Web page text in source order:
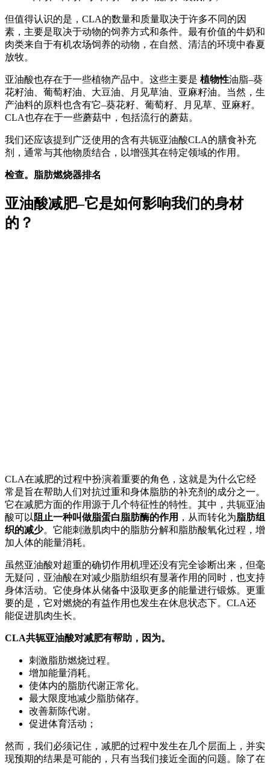
但值得认识的是，CLA的数量和质量取决于许多不同的因
素，主要是取决于动物的饲养方式和条件。最有价值的牛奶和
肉类来自于有机农场饲养的动物，在自然、清洁的环境中春夏
放牧。
亚油酸也存在于一些植物产品中。这些主要是 植物性油脂–葵
花籽油、葡萄籽油、大豆油、月见草油、亚麻籽油。当然，生
产油料的原料也含有它–葵花籽、葡萄籽、月见草、亚麻籽。
CLA也存在于一些蘑菇中，包括流行的蘑菇。
我们还应该提到广泛使用的含有共轭亚油酸CLA的膳食补充
剂，通常与其他物质结合，以增强其在特定领域的作用。
检查。脂肪燃烧器排名
亚油酸减肥–它是如何影响我们的身材
的？
CLA在减肥的过程中扮演着重要的角色，这就是为什么它经
常是旨在帮助人们对抗过重和身体脂肪的补充剂的成分之一。
它在减肥方面的作用源于几个特征性的特性。其中，共轭亚油
酸可以 阻止一种叫做脂蛋白脂肪酶的作用 ，从而转化为脂肪组
织的减少。它能刺激肌肉中的脂肪分解和脂肪酸氧化过程，增
加人体的能量消耗。
虽然亚油酸对超重的确切作用机理还没有完全诊断出来，但毫
无疑问，亚油酸在对减少脂肪组织有显著作用的同时，也支持
身体活动。它使身体从储备中汲取更多的能量进行锻炼。更重
要的是，它对燃烧的有益作用也发生在休息状态下。CLA还
能促进肌肉生长。
CLA共轭亚油酸对减肥有帮助，因为。
刺激脂肪燃烧过程。
增加能量消耗。
使体内的脂肪代谢正常化。
最大限度地减少脂肪储存。
改善新陈代谢。
促进体育活动；
然而，我们必须记住，减肥的过程中发生在几个层面上，并实
现预期的结果是可能的，只有当我们接近全面的问题。除了在